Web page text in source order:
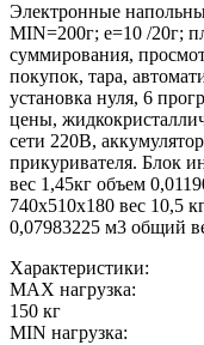
Электронные
MIN=200г; e=10 /20г;
суммирования,
покупок, тара,
установка нуля, 6
цены,
сети 220В,
прикуривателя. Блок
вес 1,45кг объем
740х510х180 вес 10,5
0,07983225 м3 общий
Характеристики:
MAX нагрузка:
150 кг
MIN нагрузка: